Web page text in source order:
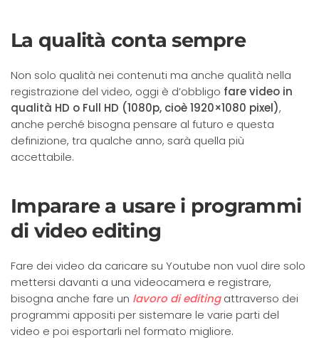
La qualità conta sempre
Non solo qualità nei contenuti ma anche qualità nella
registrazione del video, oggi è d’obbligo fare video in
qualità HD o Full HD (1080p, cioè 1920×1080 pixel),
anche perché bisogna pensare al futuro e questa
definizione, tra qualche anno, sarà quella più
accettabile.
Imparare a usare i programmi
di video editing
Fare dei video da caricare su Youtube non vuol dire solo
mettersi davanti a una videocamera e registrare,
bisogna anche fare un lavoro di editingattraverso dei
programmi appositi per sistemare le varie parti del
video e poi esportarli nel formato migliore.